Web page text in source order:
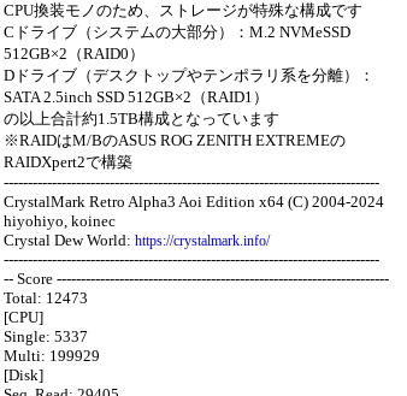
CPU換装モノのため、ストレージが特殊な構成です
Cドライブ（システムの大部分）：M.2 NVMeSSD
512GB×2（RAID0）
Dドライブ（デスクトップやテンポラリ系を分離）：
SATA 2.5inch SSD 512GB×2（RAID1）
の以上合計約1.5TB構成となっています
※RAIDはM/BのASUS ROG ZENITH EXTREMEの
RAIDXpert2で構築
------------------------------------------------------------------------------
CrystalMark Retro Alpha3 Aoi Edition x64 (C) 2004-2024
hiyohiyo, koinec
Crystal Dew World: https://crystalmark.info/
------------------------------------------------------------------------------
-- Score ---------------------------------------------------------------------
Total: 12473
[CPU]
Single: 5337
Multi: 199929
[Disk]